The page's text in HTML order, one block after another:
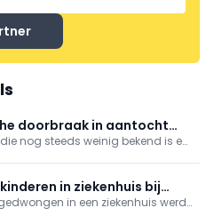
doorbraak in aantocht
nog steeds weinig bekend is en
in ziekenhuis bij
in een ziekenhuis werd